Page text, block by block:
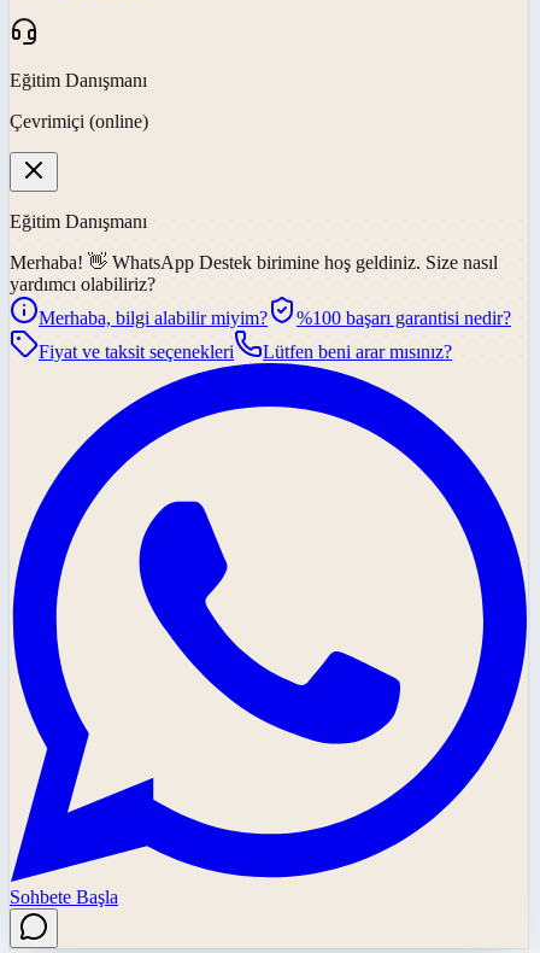
Eğitim Danışmanı
Çevrimiçi (online)
Eğitim Danışmanı
Merhaba! 👋 WhatsApp Destek birimine hoş geldiniz. Size nasıl
yardımcı olabiliriz?
Merhaba, bilgi alabilir miyim?
%100 başarı garantisi nedir?
Fiyat ve taksit seçenekleri
Lütfen beni arar mısınız?
Sohbete Başla